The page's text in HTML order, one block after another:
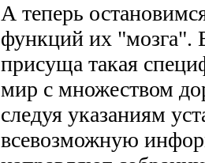
А теперь
функций их "мозга".
присуща такая
мир с множеством
следуя указаниям
всевозможную